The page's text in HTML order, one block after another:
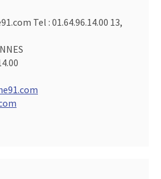
Tel : 01.64.96.14.00 13,